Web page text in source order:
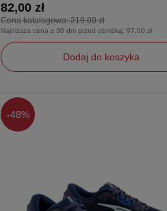
Cena katalogowa:219,00 zł
82,00 zł
Najniższa cena z 30 dni przed obniżką: 97,00 zł
Dodaj do koszyka
41
-48%